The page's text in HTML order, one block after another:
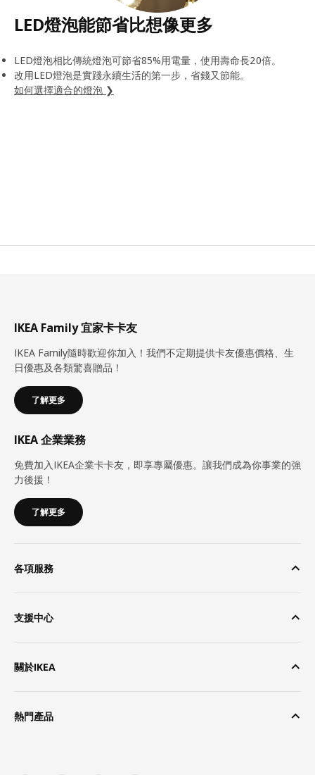
LED燈泡能節省比想像更多
LED燈泡相比傳統燈泡可節省85%用電量，使用壽命長20倍。
改用LED燈泡是實踐永續生活的第一步，省錢又節能。
如何選擇適合的燈泡 ❯
IKEA Family 宜家卡卡友
IKEA Family隨時歡迎你加入！我們不定期提供卡友優惠價格、生
日優惠及各類驚喜贈品！
了解更多
IKEA 企業業務
免費加入IKEA企業卡卡友，即享專屬優惠。讓我們成為你事業的強
力後援！
了解更多
各項服務
支援中心
關於IKEA
熱門產品